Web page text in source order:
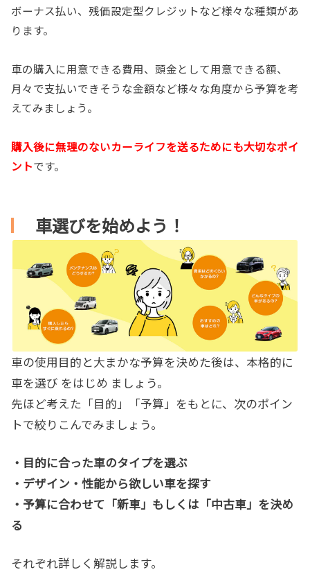
ボーナス払い、残価設定型クレジットなど様々な種類があ
ります。
車の購入に用意できる費用、頭金として用意できる額、
月々で支払いできそうな金額など様々な角度から予算を考
えてみましょう。
購入後に無理のないカーライフを送るためにも大切なポイ
ントです。
車選びを始めよう！
車の使用目的と大まかな予算を決めた後は、本格的に
車を選び をはじめ ましょう。
先ほど考えた「目的」「予算」をもとに、次のポイン
トで絞りこんでみましょう。
・目的に合った車のタイプを選ぶ
・デザイン・性能から欲しい車を探す
・予算に合わせて「新車」もしくは「中古車」を決め
る
それぞれ詳しく解説します。